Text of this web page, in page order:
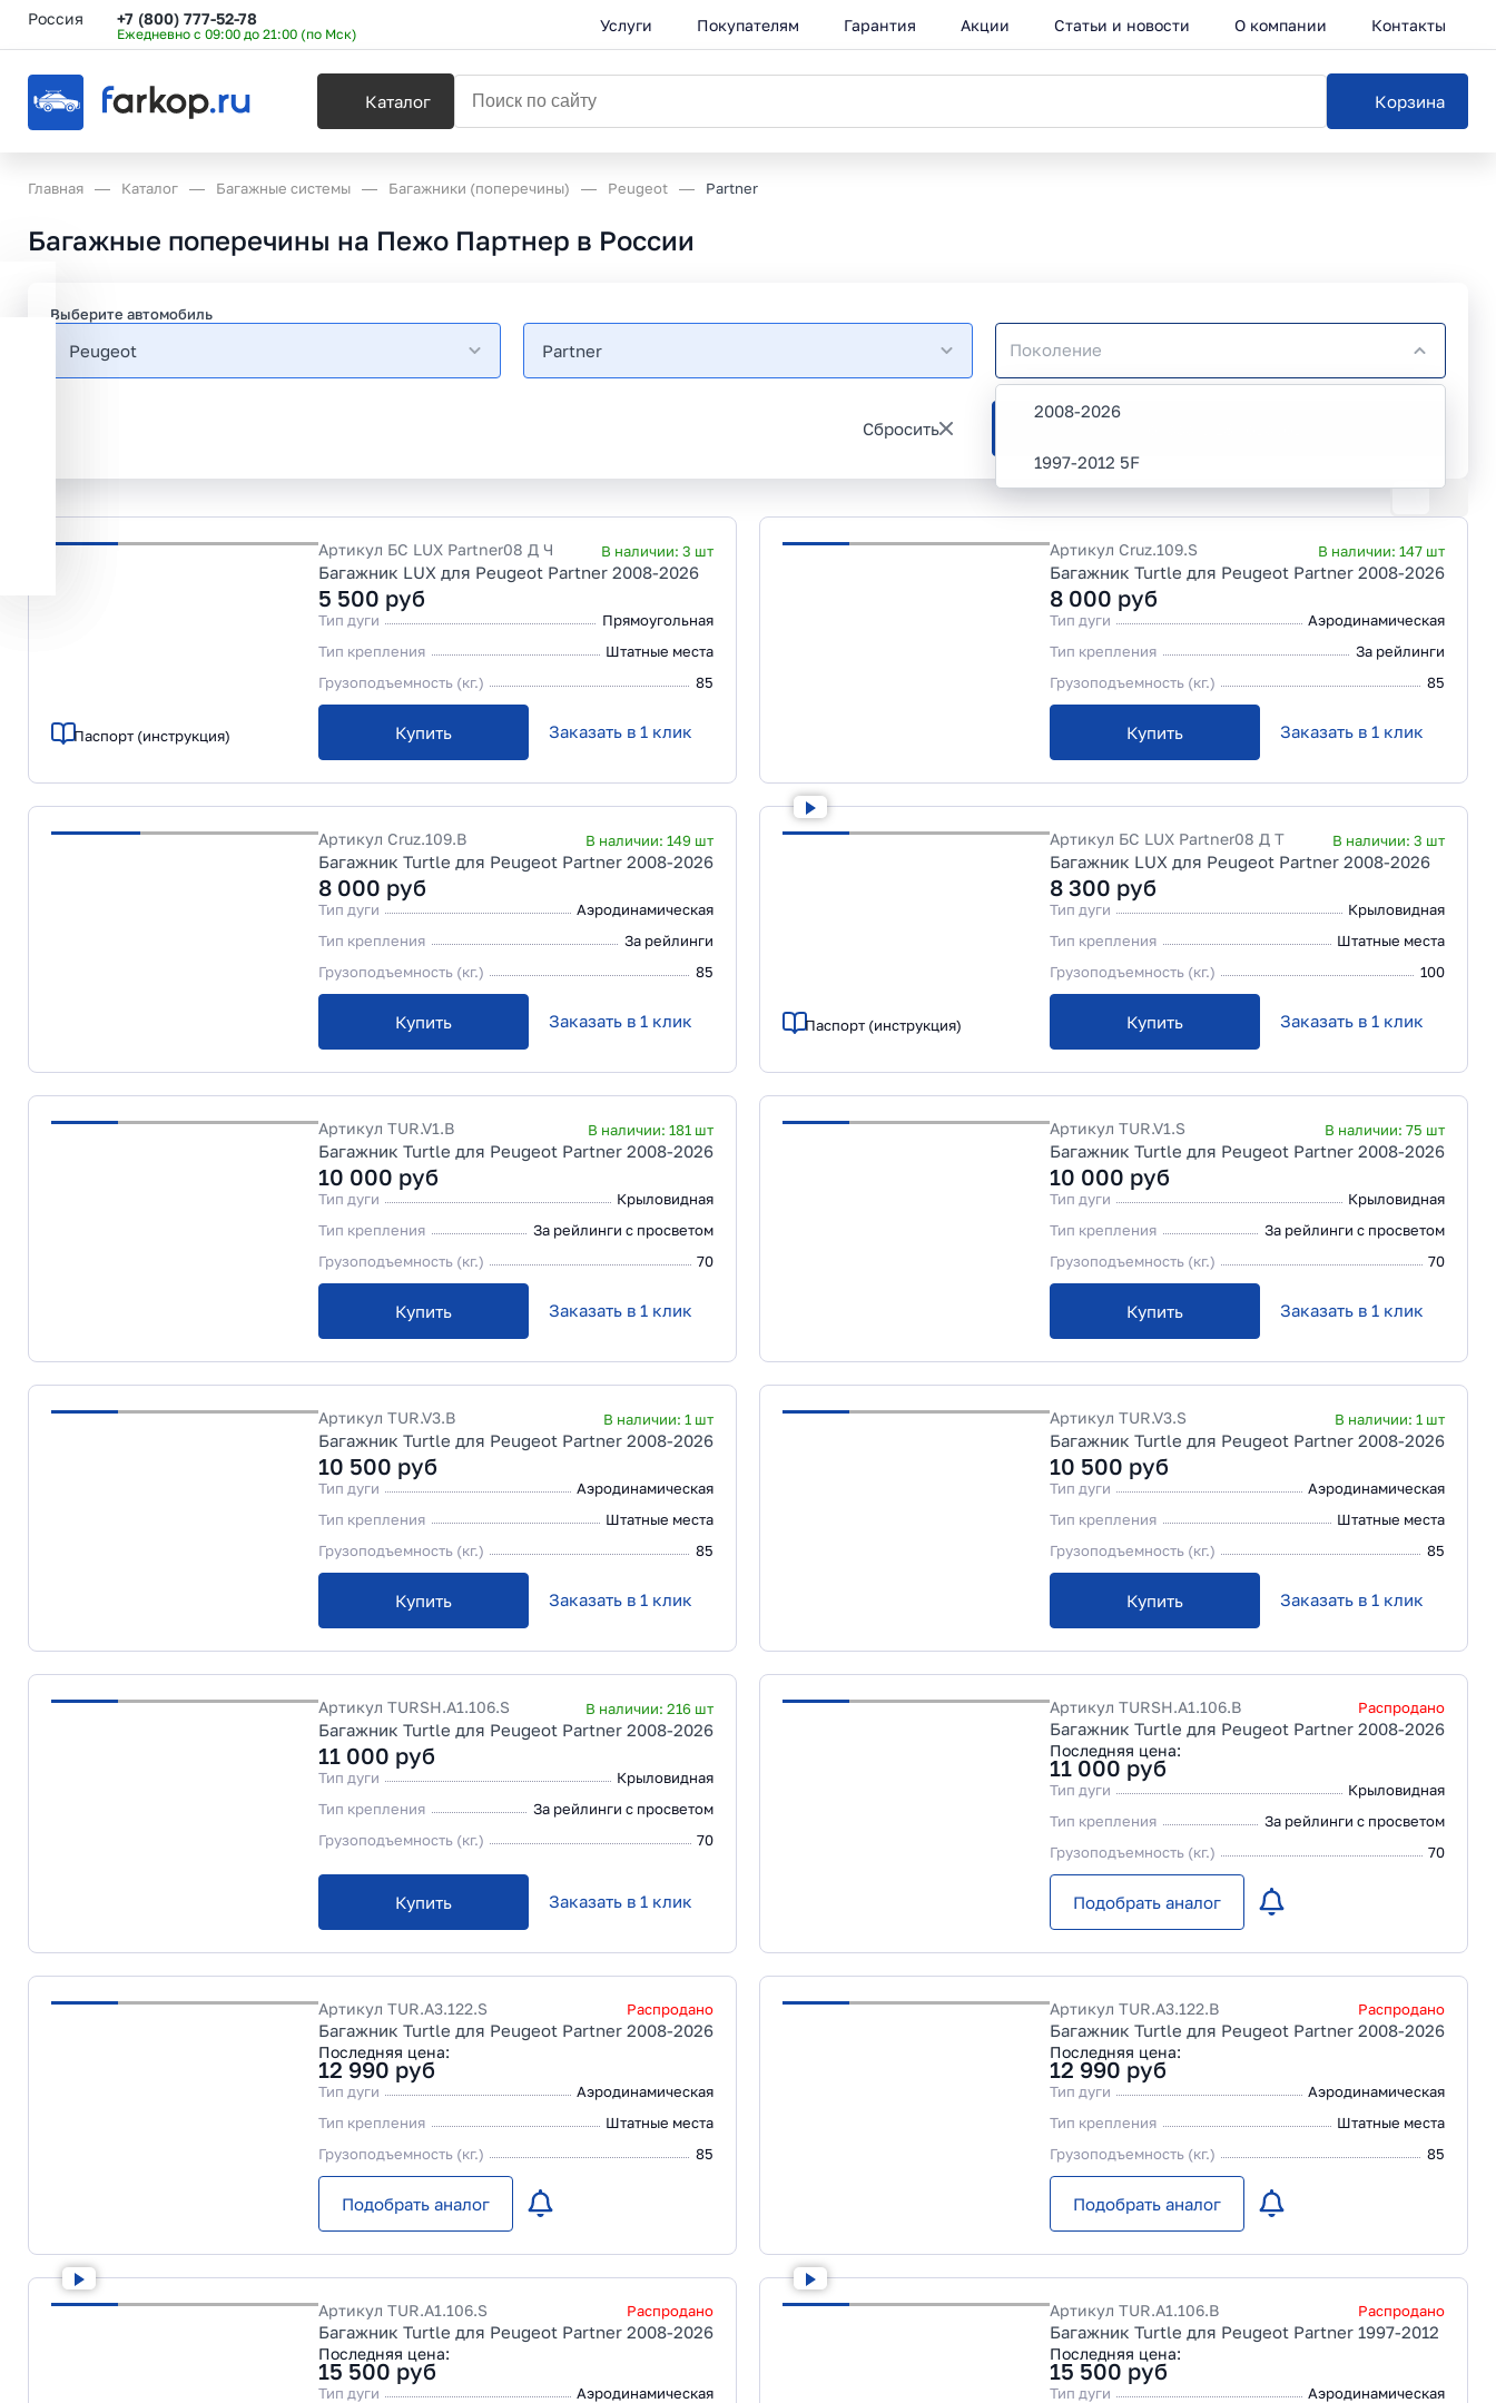
Россия +7 (800) 777-52-78
Ежедневно с 09:00 до 21:00 (по Мск) Услуги Покупателям Гарантия Акции Статьи и новости О компании Контакты
Каталог Корзина
Главная Каталог Багажные системы Багажники (поперечины) Peugeot Partner
Багажные поперечины на Пежо Партнер в России
Выберите автомобиль
Peugeot Partner
2008-2026
1997-2012 5F
Сбросить
Паспорт (инструкция)
Артикул БС LUX Partner08 Д Ч В наличии: 3 шт
Багажник LUX для Peugeot Partner 2008-2026
5 500 руб
Тип дуги
Прямоугольная
Тип крепления
Штатные места
Грузоподъемность (кг.)
85
Купить Заказать в 1 клик
Артикул Cruz.109.S В наличии: 147 шт
Багажник Turtle для Peugeot Partner 2008-2026
8 000 руб
Тип дуги
Аэродинамическая
Тип крепления
За рейлинги
Грузоподъемность (кг.)
85
Купить Заказать в 1 клик
Артикул Cruz.109.B В наличии: 149 шт
Багажник Turtle для Peugeot Partner 2008-2026
8 000 руб
Тип дуги
Аэродинамическая
Тип крепления
За рейлинги
Грузоподъемность (кг.)
85
Купить Заказать в 1 клик Паспорт (инструкция)
Артикул БС LUX Partner08 Д Т В наличии: 3 шт
Багажник LUX для Peugeot Partner 2008-2026
8 300 руб
Тип дуги
Крыловидная
Тип крепления
Штатные места
Грузоподъемность (кг.)
100
Купить Заказать в 1 клик
Артикул TUR.V1.B В наличии: 181 шт
Багажник Turtle для Peugeot Partner 2008-2026
10 000 руб
Тип дуги
Крыловидная
Тип крепления
За рейлинги с просветом
Грузоподъемность (кг.)
70
Купить Заказать в 1 клик
Артикул TUR.V1.S В наличии: 75 шт
Багажник Turtle для Peugeot Partner 2008-2026
10 000 руб
Тип дуги
Крыловидная
Тип крепления
За рейлинги с просветом
Грузоподъемность (кг.)
70
Купить Заказать в 1 клик
Артикул TUR.V3.B В наличии: 1 шт
Багажник Turtle для Peugeot Partner 2008-2026
10 500 руб
Тип дуги
Аэродинамическая
Тип крепления
Штатные места
Грузоподъемность (кг.)
85
Купить Заказать в 1 клик
Артикул TUR.V3.S В наличии: 1 шт
Багажник Turtle для Peugeot Partner 2008-2026
10 500 руб
Тип дуги
Аэродинамическая
Тип крепления
Штатные места
Грузоподъемность (кг.)
85
Купить Заказать в 1 клик
Артикул TURSH.A1.106.S В наличии: 216 шт
Багажник Turtle для Peugeot Partner 2008-2026
11 000 руб
Тип дуги
Крыловидная
Тип крепления
За рейлинги с просветом
Грузоподъемность (кг.)
70
Купить Заказать в 1 клик
Артикул TURSH.A1.106.B Распродано
Багажник Turtle для Peugeot Partner 2008-2026
Последняя цена:
11 000 руб
Тип дуги
Крыловидная
Тип крепления
За рейлинги с просветом
Грузоподъемность (кг.)
70
Подобрать аналог
Артикул TUR.A3.122.S Распродано
Багажник Turtle для Peugeot Partner 2008-2026
Последняя цена:
12 990 руб
Тип дуги
Аэродинамическая
Тип крепления
Штатные места
Грузоподъемность (кг.)
85
Подобрать аналог
Артикул TUR.A3.122.B Распродано
Багажник Turtle для Peugeot Partner 2008-2026
Последняя цена:
12 990 руб
Тип дуги
Аэродинамическая
Тип крепления
Штатные места
Грузоподъемность (кг.)
85
Подобрать аналог
Артикул TUR.A1.106.S Распродано
Багажник Turtle для Peugeot Partner 2008-2026
Последняя цена:
15 500 руб
Тип дуги
Аэродинамическая
Артикул TUR.A1.106.B Распродано
Багажник Turtle для Peugeot Partner 1997-2012
Последняя цена:
15 500 руб
Тип дуги
Аэродинамическая